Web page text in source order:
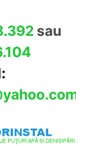
sau